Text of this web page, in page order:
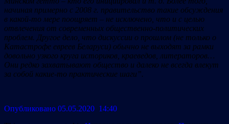
начиная примерно с 2008 г. правительство такие обсуждения
в какой-то мере поощряет – не исключено, что и с целью
отвлечения от современных общественно-политических
проблем. Другое дело, что дискуссии о прошлом (не только о
Катастрофе евреев Беларуси) обычно не выходят за рамки
довольно узкого круга историков, краеведов, литераторов…
Они редко захватывают общество и далеко не всегда влекут
за собой какие-то практические шаги”.
Опубликовано 05.05.2020 14:40